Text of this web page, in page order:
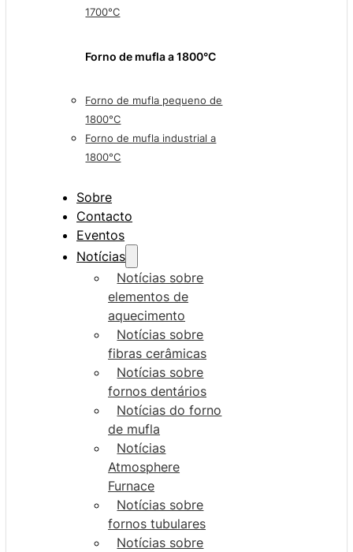
1700°C
Forno de mufla a 1800°C
Forno de mufla pequeno de
1800°C
Forno de mufla industrial a
1800°C
Sobre
Contacto
Eventos
Notícias
Notícias sobre
elementos de
aquecimento
Notícias sobre
fibras cerâmicas
Notícias sobre
fornos dentários
Notícias do forno
de mufla
Notícias
Atmosphere
Furnace
Notícias sobre
fornos tubulares
Notícias sobre